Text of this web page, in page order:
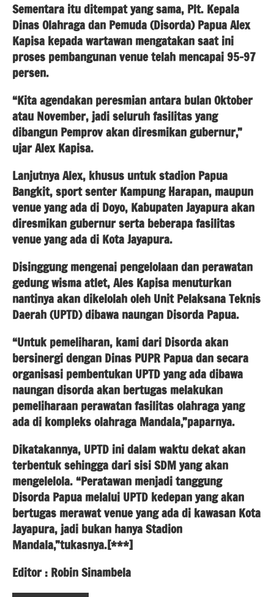
Sementara itu ditempat yang sama, Plt. Kepala
Dinas Olahraga dan Pemuda (Disorda) Papua Alex
Kapisa kepada wartawan mengatakan saat ini
proses pembangunan venue telah mencapai 95-97
persen.
“Kita agendakan peresmian antara bulan Oktober
atau November, jadi seluruh fasilitas yang
dibangun Pemprov akan diresmikan gubernur,”
ujar Alex Kapisa.
Lanjutnya Alex, khusus untuk stadion Papua
Bangkit, sport senter Kampung Harapan, maupun
venue yang ada di Doyo, Kabupaten Jayapura akan
diresmikan gubernur serta beberapa fasilitas
venue yang ada di Kota Jayapura.
Disinggung mengenai pengelolaan dan perawatan
gedung wisma atlet, Ales Kapisa menuturkan
nantinya akan dikelolah oleh Unit Pelaksana Teknis
Daerah (UPTD) dibawa naungan Disorda Papua.
“Untuk pemeliharan, kami dari Disorda akan
bersinergi dengan Dinas PUPR Papua dan secara
organisasi pembentukan UPTD yang ada dibawa
naungan disorda akan bertugas melakukan
pemeliharaan perawatan fasilitas olahraga yang
ada di kompleks olahraga Mandala,”paparnya.
Dikatakannya, UPTD ini dalam waktu dekat akan
terbentuk sehingga dari sisi SDM yang akan
mengelelola. “Peratawan menjadi tanggung
Disorda Papua melalui UPTD kedepan yang akan
bertugas merawat venue yang ada di kawasan Kota
Jayapura, jadi bukan hanya Stadion
Mandala,”tukasnya.[***]
Editor : Robin Sinambela